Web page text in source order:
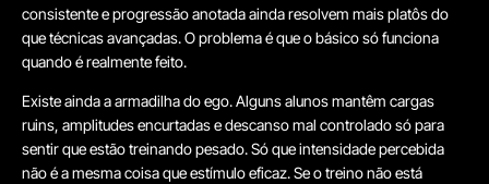
consistente e progressão anotada ainda resolvem mais platôs do
que técnicas avançadas. O problema é que o básico só funciona
quando é realmente feito.
Existe ainda a armadilha do ego. Alguns alunos mantêm cargas
ruins, amplitudes encurtadas e descanso mal controlado só para
sentir que estão treinando pesado. Só que intensidade percebida
não é a mesma coisa que estímulo eficaz. Se o treino não está